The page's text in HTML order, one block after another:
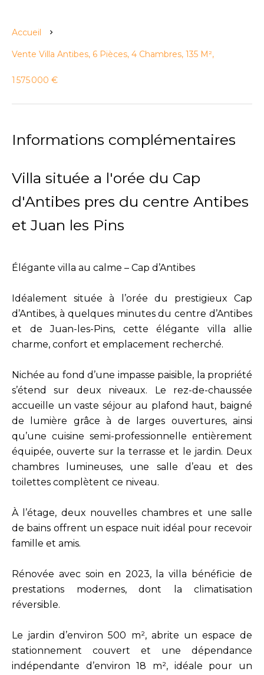
Accueil
Vente Villa Antibes, 6 Pièces, 4 Chambres, 135 M²,
1 575 000 €
Informations complémentaires
Villa située a l'orée du Cap
d'Antibes pres du centre Antibes
et Juan les Pins
Élégante villa au calme – Cap d’Antibes
Idéalement située à l’orée du prestigieux Cap
d’Antibes, à quelques minutes du centre d’Antibes
et de Juan-les-Pins, cette élégante villa allie
charme, confort et emplacement recherché.
Nichée au fond d’une impasse paisible, la propriété
s’étend sur deux niveaux. Le rez-de-chaussée
accueille un vaste séjour au plafond haut, baigné
de lumière grâce à de larges ouvertures, ainsi
qu’une cuisine semi-professionnelle entièrement
équipée, ouverte sur la terrasse et le jardin. Deux
chambres lumineuses, une salle d’eau et des
toilettes complètent ce niveau.
À l’étage, deux nouvelles chambres et une salle
de bains offrent un espace nuit idéal pour recevoir
famille et amis.
Rénovée avec soin en 2023, la villa bénéficie de
prestations modernes, dont la climatisation
réversible.
Le jardin d’environ 500 m², abrite un espace de
stationnement couvert et une dépendance
indépendante d’environ 18 m², idéale pour un